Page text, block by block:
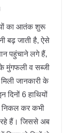
का आतंक शुरू
बढ़ जाती है, ऐसे
पहुंचाने लगे हैं,
मुंगफली व सब्जी
जानकारी के
दिनों 6 हाथियों
निकल कर कभी
हैं। जिससे अब